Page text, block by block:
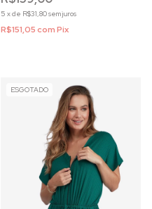
5 xde R$31,80sem juros
R$151,05comPix
ESGOTADO